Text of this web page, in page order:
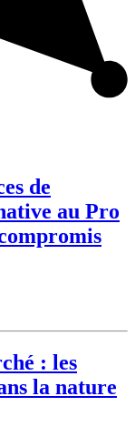
de
au Pro
: les
la nature